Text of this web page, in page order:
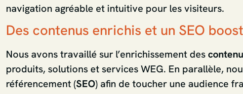
navigation agréable et intuitive pour les visiteurs.
Des contenus enrichis et un SEO
Nous avons travaillé sur l’enrichissement des
produits, solutions et services WEG. En parallèle,
référencement (SEO) afin de toucher une audience